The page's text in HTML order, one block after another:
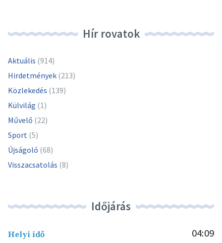
Hír rovatok
Aktuális (914)
Hirdetmények (213)
Közlekedés (139)
Külvilág (1)
Művelő (22)
Sport (5)
Újságoló (68)
Visszacsatolás (8)
Időjárás
Helyi idő 04:09